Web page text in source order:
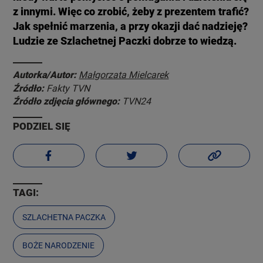
z innymi. Więc co zrobić, żeby z prezentem trafić?
Jak spełnić marzenia, a przy okazji dać nadzieję?
Ludzie ze Szlachetnej Paczki dobrze to wiedzą.
Autorka/Autor: Małgorzata Mielcarek
Źródło: Fakty TVN
Źródło zdjęcia głównego: TVN24
PODZIEL SIĘ
TAGI:
SZLACHETNA PACZKA
BOŻE NARODZENIE